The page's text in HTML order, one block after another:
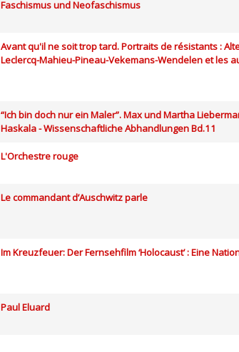
Faschismus und Neofaschismus
Avant qu'il ne soit trop tard. Portraits de résistants :
Leclercq-Mahieu-Pineau-Vekemans-Wendelen et les
“Ich bin doch nur ein Maler”. Max und Martha
Haskala - Wissenschaftliche Abhandlungen Bd.11
L'Orchestre rouge
Le commandant d’Auschwitz parle
Im Kreuzfeuer: Der Fernsehfilm ‘Holocaust’ : Eine
Paul Eluard